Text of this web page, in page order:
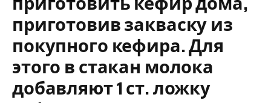
приготовив закваску из
покупного кефира. Для
этого в стакан молока
добавляют 1 ст. ложку